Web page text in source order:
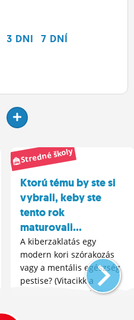
3 DNI 7 DNÍ
Stredné školy
Ktorú tému by ste si
vybrali, keby ste
tento rok
maturovali...
A kiberzaklatás egy
modern kori szórakozás
vagy a mentális egészség
pestise? (Vitacikk a
zaklatás e formájáról, az